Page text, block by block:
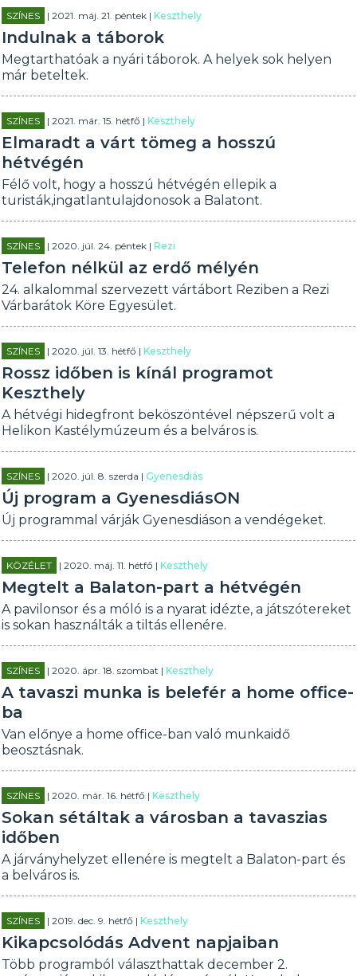
SZÍNES | 2021. máj. 21. péntek |Keszthely
Indulnak a táborok
Megtarthatóak a nyári táborok. A helyek sok helyen
már beteltek.
SZÍNES | 2021. már. 15. hétfő |Keszthely
Elmaradt a várt tömeg a hosszú
hétvégén
Félő volt, hogy a hosszú hétvégén ellepik a
turisták,ingatlantulajdonosok a Balatont.
SZÍNES | 2020. júl. 24. péntek |Rezi
Telefon nélkül az erdő mélyén
24. alkalommal szervezett vártábort Reziben a Rezi
Várbarátok Köre Egyesület.
SZÍNES | 2020. júl. 13. hétfő |Keszthely
Rossz időben is kínál programot
Keszthely
A hétvégi hidegfront beköszöntével népszerű volt a
Helikon Kastélymúzeum és a belváros is.
SZÍNES | 2020. júl. 8. szerda |Gyenesdiás
Új program a GyenesdiásON
Új programmal várják Gyenesdiáson a vendégeket.
KÖZÉLET | 2020. máj. 11. hétfő |Keszthely
Megtelt a Balaton-part a hétvégén
A pavilonsor és a móló is a nyarat idézte, a játszótereket
is sokan használták a tiltás ellenére.
SZÍNES | 2020. ápr. 18. szombat |Keszthely
A tavaszi munka is belefér a home office-
ba
Van előnye a home office-ban való munkaidő
beosztásnak.
SZÍNES | 2020. már. 16. hétfő |Keszthely
Sokan sétáltak a városban a tavaszias
időben
A járványhelyzet ellenére is megtelt a Balaton-part és
a belváros is.
SZÍNES | 2019. dec. 9. hétfő |Keszthely
Kikapcsolódás Advent napjaiban
Több programból választhattak december 2.